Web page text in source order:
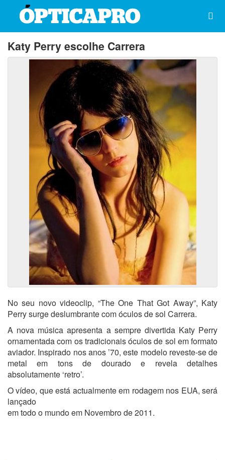
Katy Perry escolhe Carrera
No seu novo videoclip, “The One That Got Away”, Katy
Perry surge deslumbrante com óculos de sol Carrera.
A nova música apresenta a sempre divertida Katy Perry
ornamentada com os tradicionais óculos de sol em formato
aviador. Inspirado nos anos ’70, este modelo reveste-se de
metal em tons de dourado e revela detalhes
absolutamente ‘retro’.
O vídeo, que está actualmente em rodagem nos EUA, será
lançado
em todo o mundo em Novembro de 2011.